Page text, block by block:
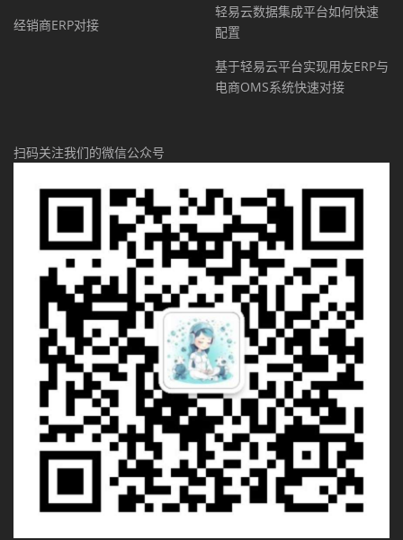
经销商ERP对接
轻易云数据集成平台如何快速
配置
基于轻易云平台实现用友ERP与
电商OMS系统快速对接
扫码关注我们的微信公众号